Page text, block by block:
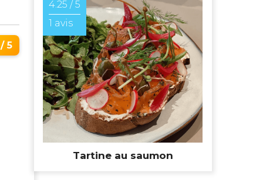
5
4.25 / 5
1 avis
Tartine au saumon